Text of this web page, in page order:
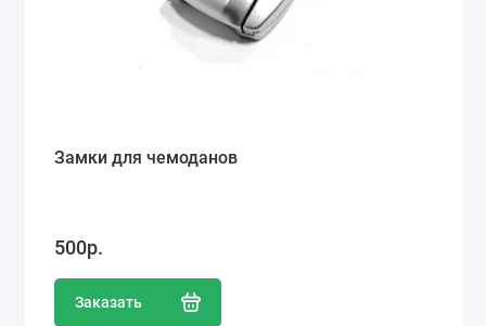
Замки для чемоданов
500р.
Заказать